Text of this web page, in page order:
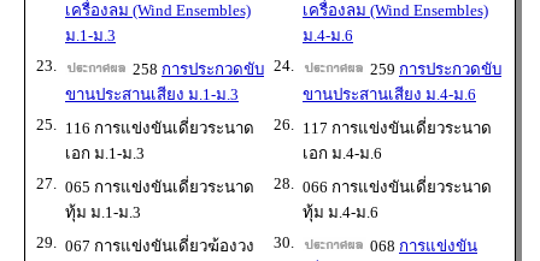
เครื่องลม (Wind Ensembles)
ม.1-ม.3
เครื่องลม (Wind Ensembles)
ม.4-ม.6
23.
258 การประกวดขับ
ขานประสานเสียง ม.1-ม.3
24. 259 การประกวดขับ
ขานประสานเสียง ม.4-ม.6
25. 116 การแข่งขันเดี่ยวระนาด
เอก ม.1-ม.3
26. 117 การแข่งขันเดี่ยวระนาด
เอก ม.4-ม.6
27. 065 การแข่งขันเดี่ยวระนาด
ทุ้ม ม.1-ม.3
28. 066 การแข่งขันเดี่ยวระนาด
ทุ้ม ม.4-ม.6
29. 067 การแข่งขันเดี่ยวฆ้องวง
30. 068 การแข่งขัน